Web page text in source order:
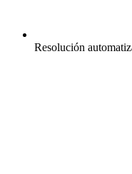
Resolución